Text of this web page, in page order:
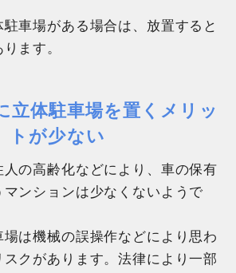
車場がある場合は、放置すると
ます。
立体駐車場を置くメリッ
トが少ない
の高齢化などにより、車の保有
ンションは少なくないようで
は機械の誤操作などにより思わ
クがあります。法律により一部